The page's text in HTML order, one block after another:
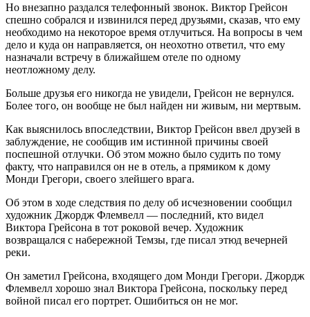
Но внезапно раздался телефонный звонок. Виктор Грейсон
спешно собрался и извинился перед друзьями, сказав, что ему
необходимо на некоторое время отлучиться. На вопросы в чем
дело и куда он направляется, он неохотно ответил, что ему
назначали встречу в ближайшем отеле по одному
неотложному делу.
Больше друзья его никогда не увидели, Грейсон не вернулся.
Более того, он вообще не был найден ни живым, ни мертвым.
Как выяснилось впоследствии, Виктор Грейсон ввел друзей в
заблуждение, не сообщив им истинной причины своей
поспешной отлучки. Об этом можно было судить по тому
факту, что направился он не в отель, а прямиком к дому
Монди Грегори, своего злейшего врага.
Об этом в ходе следствия по делу об исчезновении сообщил
художник Джордж Флемвелл — последний, кто видел
Виктора Грейсона в тот роковой вечер. Художник
возвращался с набережной Темзы, где писал этюд вечерней
реки.
Он заметил Грейсона, входящего дом Монди Грегори. Джордж
Флемвелл хорошо знал Виктора Грейсона, поскольку перед
войной писал его портрет. Ошибиться он не мог.